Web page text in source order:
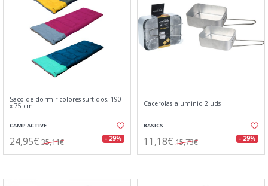
Saco de dormir colores surtidos, 190
x 75 cm
CAMP ACTIVE
24,95€ 35,11€ - 29%
Cacerolas aluminio 2 uds
BASICS
11,18€ 15,73€ - 29%